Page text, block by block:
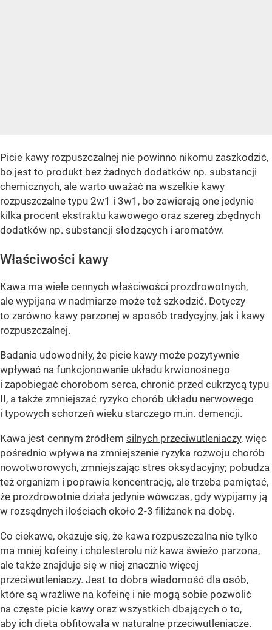
Picie kawy rozpuszczalnej nie powinno nikomu zaszkodzić,
bo jest to produkt bez żadnych dodatków np. substancji
chemicznych, ale warto uważać na wszelkie kawy
rozpuszczalne typu 2w1 i 3w1, bo zawierają one jedynie
kilka procent ekstraktu kawowego oraz szereg zbędnych
dodatków np. substancji słodzących i aromatów.
Właściwości kawy
Kawa ma wiele cennych właściwości prozdrowotnych,
ale wypijana w nadmiarze może też szkodzić. Dotyczy
to zarówno kawy parzonej w sposób tradycyjny, jak i kawy
rozpuszczalnej.
Badania udowodniły, że picie kawy może pozytywnie
wpływać na funkcjonowanie układu krwionośnego
i zapobiegać chorobom serca, chronić przed cukrzycą typu
II, a także zmniejszać ryzyko chorób układu nerwowego
i typowych schorzeń wieku starczego m.in. demencji.
Kawa jest cennym źródłem silnych przeciwutleniaczy, więc
pośrednio wpływa na zmniejszenie ryzyka rozwoju chorób
nowotworowych, zmniejszając stres oksydacyjny; pobudza
też organizm i poprawia koncentrację, ale trzeba pamiętać,
że prozdrowotnie działa jedynie wówczas, gdy wypijamy ją
w rozsądnych ilościach około 2-3 filiżanek na dobę.
Co ciekawe, okazuje się, że kawa rozpuszczalna nie tylko
ma mniej kofeiny i cholesterolu niż kawa świeżo parzona,
ale także znajduje się w niej znacznie więcej
przeciwutleniaczy. Jest to dobra wiadomość dla osób,
które są wrażliwe na kofeinę i nie mogą sobie pozwolić
na częste picie kawy oraz wszystkich dbających o to,
aby ich dieta obfitowała w naturalne przeciwutleniacze.